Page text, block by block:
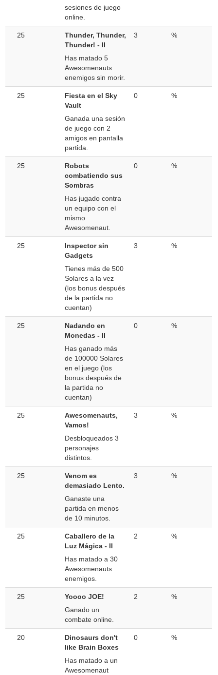
sesiones de juego
online.
25
Thunder, Thunder,
Thunder! - II
Has matado 5
Awesomenauts
enemigos sin morir.
3 %
25
Fiesta en el Sky
Vault
Ganada una sesión
de juego con 2
amigos en pantalla
partida.
0 %
25
Robots
combatiendo sus
Sombras
Has jugado contra
un equipo con el
mismo
Awesomenaut.
0 %
25
Inspector sin
Gadgets
Tienes más de 500
Solares a la vez
(los bonus después
de la partida no
cuentan)
3 %
25
Nadando en
Monedas - II
Has ganado más
de 100000 Solares
en el juego (los
bonus después de
la partida no
cuentan)
0 %
25
Awesomenauts,
Vamos!
Desbloqueados 3
personajes
distintos.
3 %
25
Venom es
demasiado Lento.
Ganaste una
partida en menos
de 10 minutos.
3 %
25
Caballero de la
Luz Mágica - II
Has matado a 30
Awesomenauts
enemigos.
2 %
25
Yoooo JOE!
Ganado un
combate online.
2 %
20
Dinosaurs don't
like Brain Boxes
Has matado a un
Awesomenaut
0 %